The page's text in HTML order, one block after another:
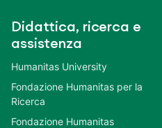
Didattica, ricerca e
assistenza
Humanitas University
Fondazione Humanitas per la
Ricerca
Fondazione Humanitas